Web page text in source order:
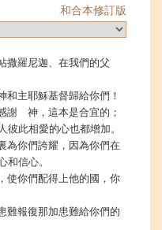
和合本修訂版
撒羅尼迦、在我們的父
主耶穌基督歸給你們！
謝 神，這本是合宜的；
彼此相愛的心也都增加。
你們誇耀，因為你們在
和信心。
你們配得上他的國，你
報復那加患難給你們的